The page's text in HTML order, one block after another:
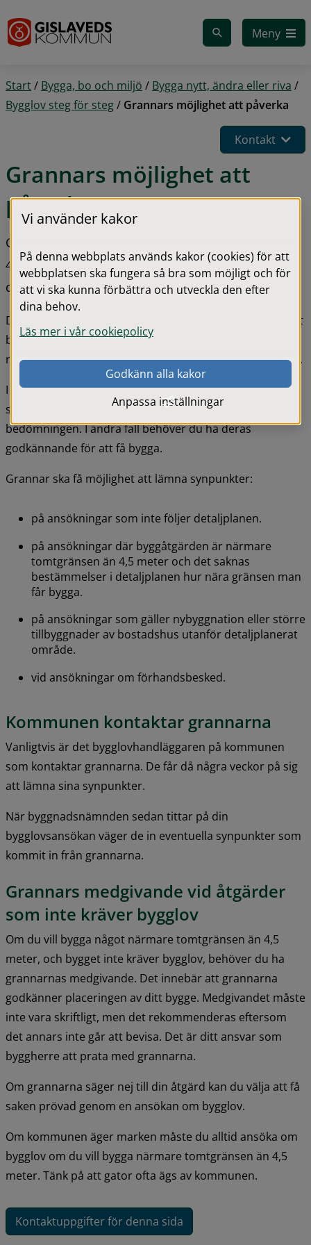
Meny
Start/ Bygga, bo och miljö / Bygga nytt, ändra eller riva /
Bygglov steg för steg/ Grannars möjlighet att påverka
Kontakt
Grannars möjlighet att
påverka
Om du vill bygga något närmare tomtgränsen än
4,5 meter, och bygget inte kräver bygglov, behöver
du ha grannarnas medgivande.
Det innebär att grannarna godkänner placeringen av ditt
bygge. Medgivandet måste inte vara skriftligt, men det
rekommenderas eftersom det annars inte går att bevisa.
I vissa fall ska grannar få ge sina synpunkter på det som
ska byggas. Deras åsikter vägs in i den totala
bedömningen. I andra fall behöver du ha deras
godkännande för att få bygga.
Grannar ska få möjlighet att lämna synpunkter:
på ansökningar som inte följer detaljplanen.
på ansökningar där byggåtgärden är närmare
tomtgränsen än 4,5 meter och det saknas
bestämmelser i detaljplanen hur nära gränsen man
får bygga.
på ansökningar som gäller nybyggnation eller större
tillbyggnader av bostadshus utanför detaljplanerat
område.
vid ansökningar om förhandsbesked.
Kommunen kontaktar grannarna
Vanligtvis är det bygglovhandläggaren på kommunen
som kontaktar grannarna. De får då några veckor på sig
att lämna sina synpunkter.
När byggnadsnämnden sedan tittar på din
bygglovsansökan väger de in eventuella synpunkter som
kommit in från grannarna.
Grannars medgivande vid åtgärder
som inte kräver bygglov
Om du vill bygga något närmare tomtgränsen än 4,5
meter, och bygget inte kräver bygglov, behöver du ha
grannarnas medgivande. Det innebär att grannarna
godkänner placeringen av ditt bygge. Medgivandet måste
inte vara skriftligt, men det rekommenderas eftersom
det annars inte går att bevisa. Det är ditt ansvar som
byggherre att prata med grannarna.
Om grannarna säger nej till din åtgärd kan du välja att få
saken prövad genom en ansökan om bygglov.
Om kommunen äger marken måste du alltid ansöka om
bygglov om du vill bygga närmare tomtgränsen än 4,5
meter. Tänk på att gator ofta ägs av kommunen.
Kontaktuppgifter för denna sida
Vi använder kakor
På denna webbplats används kakor (cookies) för att
webbplatsen ska fungera så bra som möjligt och för
att vi ska kunna förbättra och utveckla den efter
dina behov.
Läs mer i vår cookiepolicy
Godkänn alla kakor
Anpassa inställningar